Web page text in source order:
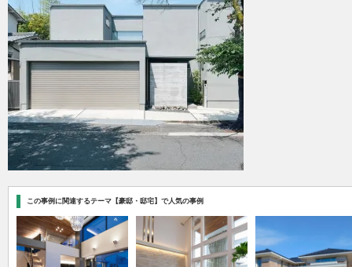
この事例に関連するテーマ【豪邸・邸宅】で人気の事例